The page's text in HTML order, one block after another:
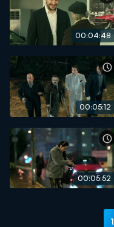
00:04:48
00:05:12
00:05:52
1